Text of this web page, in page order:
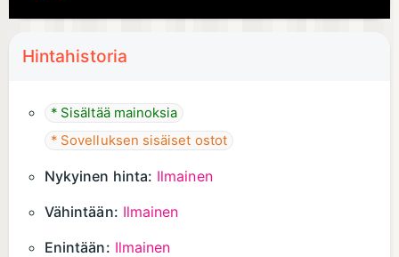
Hintahistoria
* Sisältää mainoksia
* Sovelluksen sisäiset ostot
Nykyinen hinta: Ilmainen
Vähintään: Ilmainen
Enintään: Ilmainen